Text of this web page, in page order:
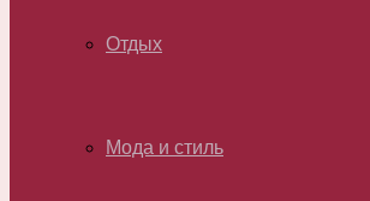
Отдых
Мода и стиль